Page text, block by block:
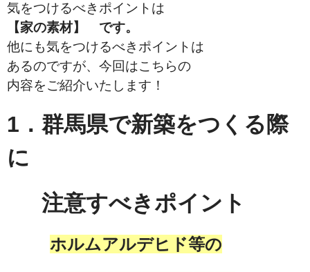
気をつけるべきポイントは
【家の素材】 です。
他にも気をつけるべきポイントは
あるのですが、今回はこちらの
内容をご紹介いたします！
1．群馬県で新築をつくる際
に
注意すべきポイント
ホルムアルデヒド等の